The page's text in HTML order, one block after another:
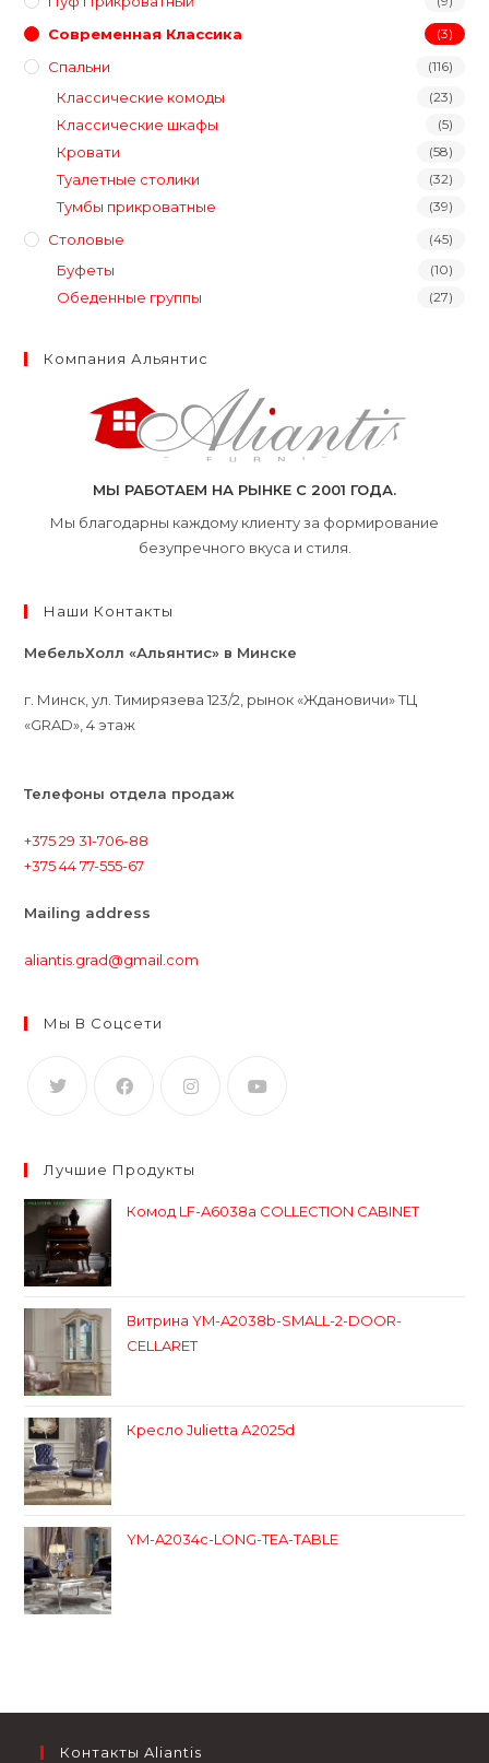
Современная Классика (3)
Спальни (116)
Классические комоды (23)
Классические шкафы (5)
Кровати (58)
Туалетные столики (32)
Тумбы прикроватные (39)
Столовые (45)
Буфеты (10)
Обеденные группы (27)
Компания Альянтис
МЫ РАБОТАЕМ НА РЫНКЕ С 2001 ГОДА.
Мы благодарны каждому клиенту за формирование
безупречного вкуса и стиля.
Наши Контакты
МебельХолл «Альянтис» в Минске
г. Минск, ул. Тимирязева 123/2, рынок «Ждановичи» ТЦ
«GRAD», 4 этаж
Телефоны отдела продаж
+375 29 31-706-88
+375 44 77-555-67
Mailing address
aliantis.grad@gmail.com
Мы В Соцсети
Лучшие Продукты
Комод LF-A6038a COLLECTION CABINET
Витрина YM-A2038b-SMALL-2-DOOR-
CELLARET
Кресло Julietta А2025d
YM-A2034c-LONG-TEA-TABLE
Контакты Aliantis